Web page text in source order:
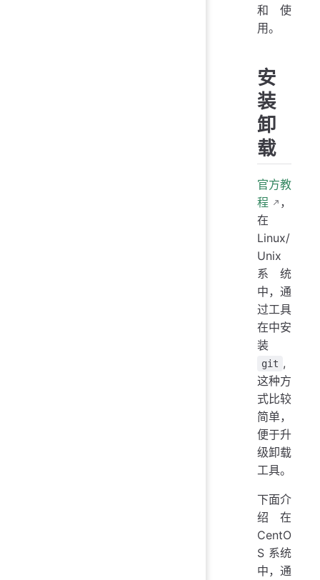
和使
用。
安
装
卸
载
官方教
程
，
在
Linux/
Unix
系统
中，通
过工具
在中安
装
git ,
这种方
式比较
简单，
便于升
级卸载
工具。
下面介
绍在
CentO
S 系统
中，通